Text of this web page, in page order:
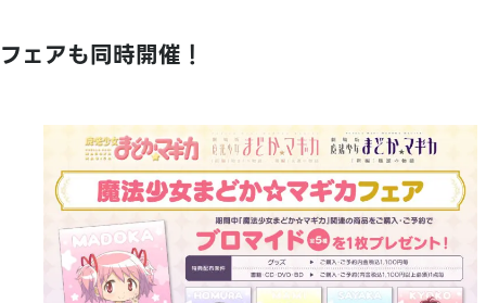
フェアも同時開催！